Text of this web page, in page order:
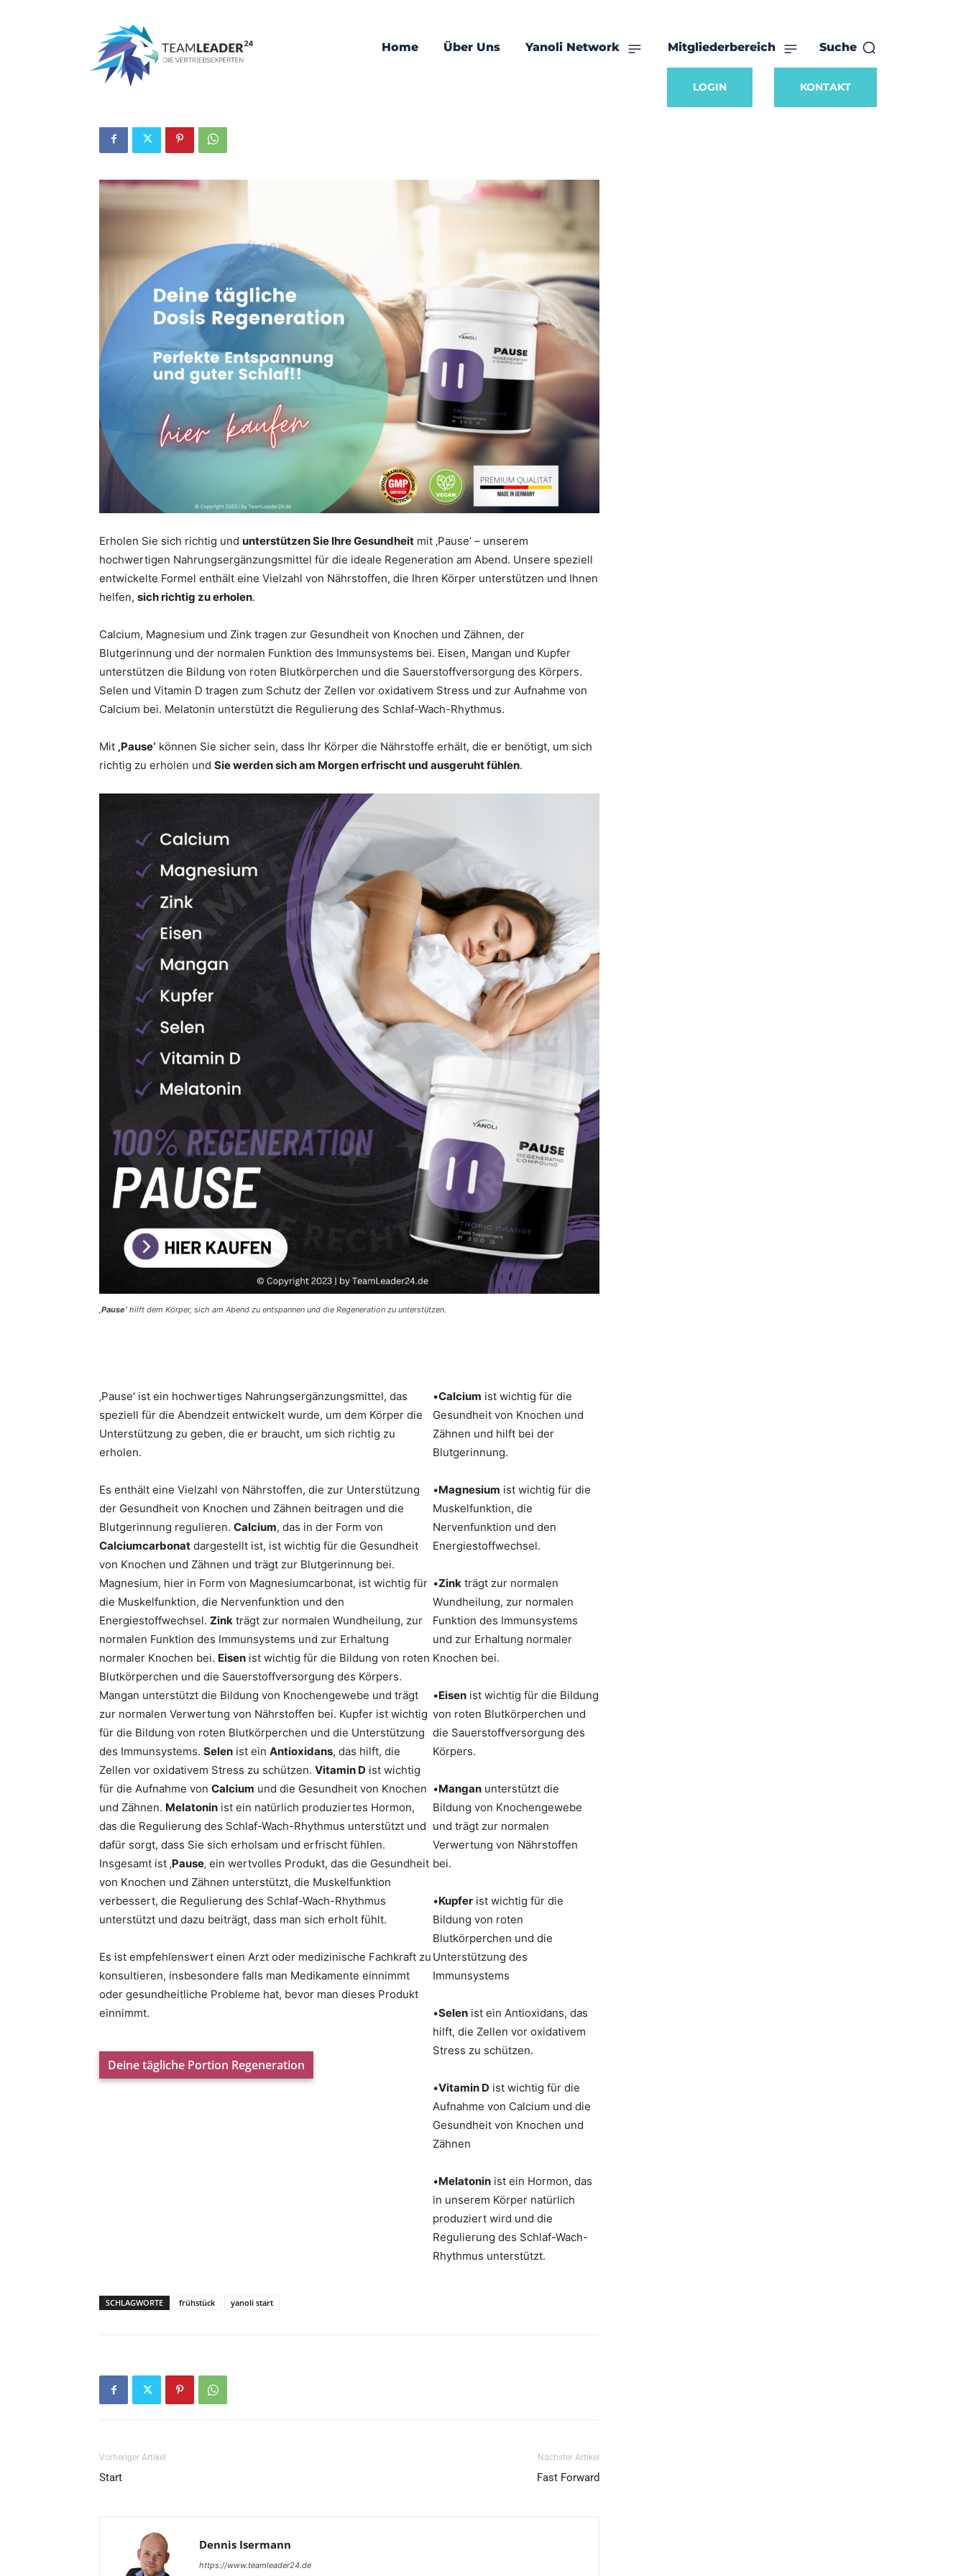
Home Über Uns Yanoli Network Mitgliederbereich Suche
LOGIN KONTAKT
Produkte
Produkte Nahrungsergänzung Yanoli Network
Pause
Erholen Sie sich richtig und unterstützen Sie Ihre Gesundheit mit ‚Pause‘ – unserem
hochwertigen Nahrungsergänzungsmittel für die ideale Regeneration am Abend. Unsere speziell
entwickelte Formel enthält eine Vielzahl von Nährstoffen, die Ihren Körper unterstützen und Ihnen
helfen, sich richtig zu erholen.
Calcium, Magnesium und Zink tragen zur Gesundheit von Knochen und Zähnen, der
Blutgerinnung und der normalen Funktion des Immunsystems bei. Eisen, Mangan und Kupfer
unterstützen die Bildung von roten Blutkörperchen und die Sauerstoffversorgung des Körpers.
Selen und Vitamin D tragen zum Schutz der Zellen vor oxidativem Stress und zur Aufnahme von
Calcium bei. Melatonin unterstützt die Regulierung des Schlaf-Wach-Rhythmus.
Mit ‚Pause‘ können Sie sicher sein, dass Ihr Körper die Nährstoffe erhält, die er benötigt, um sich
richtig zu erholen und Sie werden sich am Morgen erfrischt und ausgeruht fühlen.
‚Pause‘ hilft dem Körper, sich am Abend zu entspannen und die Regeneration zu unterstützen.
‚Pause‘ ist ein hochwertiges Nahrungsergänzungsmittel, das
speziell für die Abendzeit entwickelt wurde, um dem Körper die
Unterstützung zu geben, die er braucht, um sich richtig zu
erholen.
Es enthält eine Vielzahl von Nährstoffen, die zur Unterstützung
der Gesundheit von Knochen und Zähnen beitragen und die
Blutgerinnung regulieren. Calcium, das in der Form von
Calciumcarbonat dargestellt ist, ist wichtig für die Gesundheit
von Knochen und Zähnen und trägt zur Blutgerinnung bei.
Magnesium, hier in Form von Magnesiumcarbonat, ist wichtig für
die Muskelfunktion, die Nervenfunktion und den
Energiestoffwechsel. Zink trägt zur normalen Wundheilung, zur
normalen Funktion des Immunsystems und zur Erhaltung
normaler Knochen bei. Eisen ist wichtig für die Bildung von roten
Blutkörperchen und die Sauerstoffversorgung des Körpers.
Mangan unterstützt die Bildung von Knochengewebe und trägt
zur normalen Verwertung von Nährstoffen bei. Kupfer ist wichtig
für die Bildung von roten Blutkörperchen und die Unterstützung
des Immunsystems. Selen ist ein Antioxidans, das hilft, die
Zellen vor oxidativem Stress zu schützen. Vitamin D ist wichtig
für die Aufnahme von Calcium und die Gesundheit von Knochen
und Zähnen. Melatonin ist ein natürlich produziertes Hormon,
das die Regulierung des Schlaf-Wach-Rhythmus unterstützt und
dafür sorgt, dass Sie sich erholsam und erfrischt fühlen.
Insgesamt ist ‚Pause‚ ein wertvolles Produkt, das die Gesundheit
von Knochen und Zähnen unterstützt, die Muskelfunktion
verbessert, die Regulierung des Schlaf-Wach-Rhythmus
unterstützt und dazu beiträgt, dass man sich erholt fühlt.
Es ist empfehlenswert einen Arzt oder medizinische Fachkraft zu
konsultieren, insbesondere falls man Medikamente einnimmt
oder gesundheitliche Probleme hat, bevor man dieses Produkt
einnimmt.
Deine tägliche Portion Regeneration
•Calcium ist wichtig für die
Gesundheit von Knochen und
Zähnen und hilft bei der
Blutgerinnung.
•Magnesium ist wichtig für die
Muskelfunktion, die
Nervenfunktion und den
Energiestoffwechsel.
•Zinkträgt zur normalen
Wundheilung, zur normalen
Funktion des Immunsystems
und zur Erhaltung normaler
Knochen bei.
•Eisenist wichtig für die Bildung
von roten Blutkörperchen und
die Sauerstoffversorgung des
Körpers.
•Manganunterstützt die
Bildung von Knochengewebe
und trägt zur normalen
Verwertung von Nährstoffen
bei.
•Kupferist wichtig für die
Bildung von roten
Blutkörperchen und die
Unterstützung des
Immunsystems
•Selenist ein Antioxidans, das
hilft, die Zellen vor oxidativem
Stress zu schützen.
•Vitamin D ist wichtig für die
Aufnahme von Calcium und die
Gesundheit von Knochen und
Zähnen
•Melatoninist ein Hormon, das
in unserem Körper natürlich
produziert wird und die
Regulierung des Schlaf-Wach-
Rhythmus unterstützt.
SCHLAGWORTE frühstück yanoli start
Vorheriger Artikel
Start
Nächster Artikel
Fast Forward
Dennis Isermann
https://www.teamleader24.de